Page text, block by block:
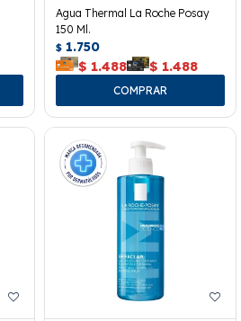
Agua Thermal La Roche Posay
150 Ml.
$ 1.750
$ 1.488 $ 1.488